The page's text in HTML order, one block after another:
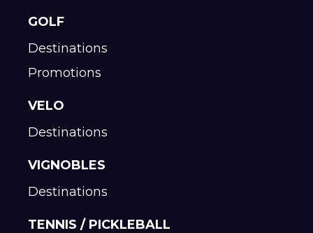
GOLF
Destinations
Promotions
VELO
Destinations
VIGNOBLES
Destinations
TENNIS / PICKLEBALL